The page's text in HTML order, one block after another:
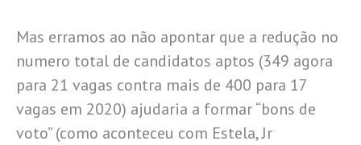
Mas erramos ao não apontar que a redução no
numero total de candidatos aptos (349 agora
para 21 vagas contra mais de 400 para 17
vagas em 2020) ajudaria a formar “bons de
voto” (como aconteceu com Estela, Jr